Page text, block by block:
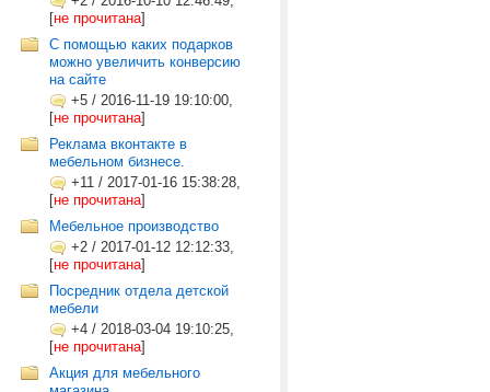
[не прочитана]
C помощью каких подарков
можно увеличить конверсию
на сайте
+5 / 2016-11-19 19:10:00,
[не прочитана]
Реклама вконтакте в
мебельном бизнесе.
+11 / 2017-01-16 15:38:28,
[не прочитана]
Мебельное производство
+2 / 2017-01-12 12:12:33,
[не прочитана]
Посредник отдела детской
мебели
+4 / 2018-03-04 19:10:25,
[не прочитана]
Акция для мебельного